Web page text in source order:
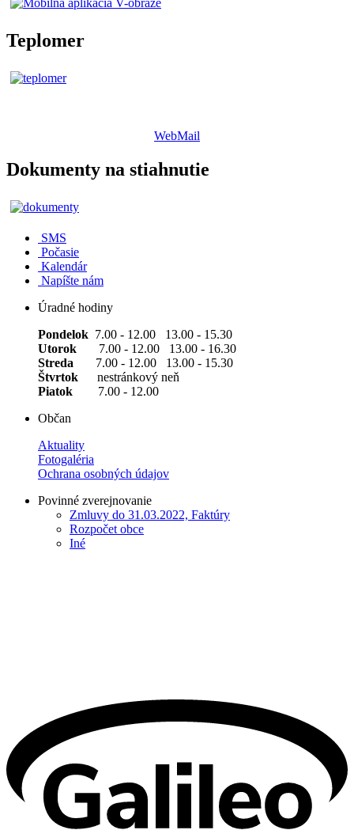
Teplomer
WebMail
Dokumenty na stiahnutie
SMS
Počasie
Kalendár
Napíšte nám
Úradné hodiny
Pondelok 7.00 - 12.00 13.00 - 15.30
Utorok
7.00 - 12.00 13.00 - 16.30
Streda 7.00 - 12.00 13.00 - 15.30
Štvrtok
nestránkový neň
Piatok 7.00 - 12.00
Občan
Aktuality
Fotogaléria
Ochrana osobných údajov
Povinné zverejnovanie
Zmluvy do 31.03.2022, Faktúry
Rozpočet obce
Iné